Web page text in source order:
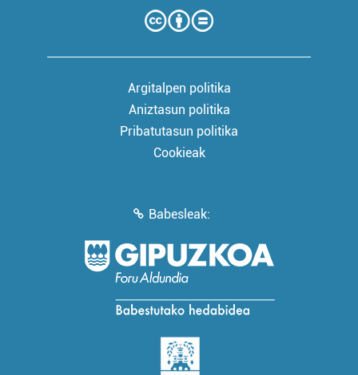
Argitalpen politika
Aniztasun politika
Pribatutasun politika
Cookieak
Babesleak: